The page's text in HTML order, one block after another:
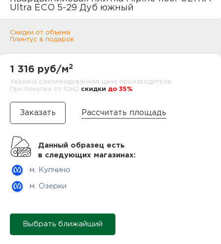
Ultra EСО 5-29 Дуб южный
Скидки от объема
Плинтус в подарок
1 316 руб/м2
Указана рекомендованная цена производителя.
При покупке от 10м2 cкидки до 35%
Рассчитать площадь
Данный образец есть
в следующих магазинах:
м. Купчино
м. Озерки
Выбрать ближайший